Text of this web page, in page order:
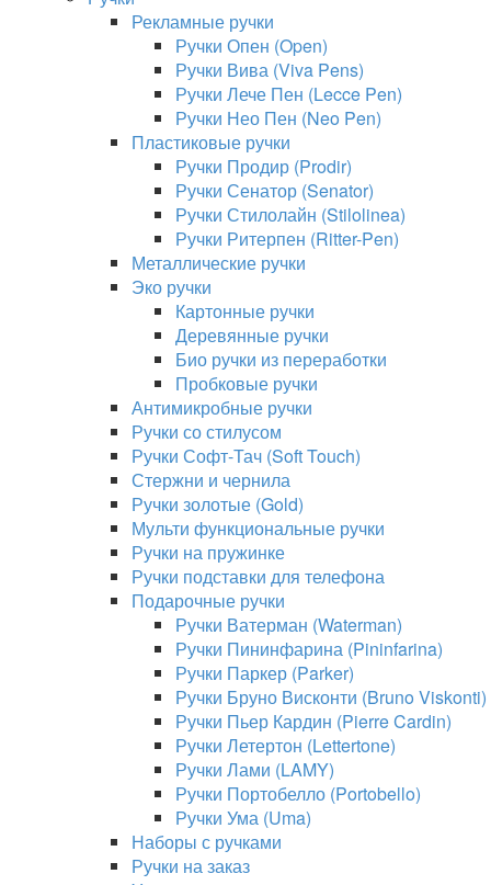
Рекламные ручки
Ручки Опен (Open)
Ручки Вива (Viva Pens)
Ручки Лече Пен (Lecce Pen)
Ручки Нео Пен (Neo Pen)
Пластиковые ручки
Ручки Продир (Prodir)
Ручки Сенатор (Senator)
Ручки Стилолайн (Stilolinea)
Ручки Ритерпен (Ritter-Pen)
Металлические ручки
Эко ручки
Картонные ручки
Деревянные ручки
Био ручки из переработки
Пробковые ручки
Антимикробные ручки
Ручки со стилусом
Ручки Софт-Тач (Soft Touch)
Стержни и чернила
Ручки золотые (Gold)
Мульти функциональные ручки
Ручки на пружинке
Ручки подставки для телефона
Подарочные ручки
Ручки Ватерман (Waterman)
Ручки Пининфарина (Pininfarina)
Ручки Паркер (Parker)
Ручки Бруно Висконти (Bruno Viskonti)
Ручки Пьер Кардин (Pierre Cardin)
Ручки Летертон (Lettertone)
Ручки Лами (LAMY)
Ручки Портобелло (Portobello)
Ручки Ума (Uma)
Наборы с ручками
Ручки на заказ